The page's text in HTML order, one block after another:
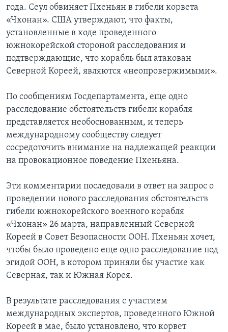
Learning English
СОЦИАЛЬНЫЕ СЕТИ
Языки
года. Сеул обвиняет Пхеньян в гибели корвета
«Чхонан». США утверждают, что факты,
установленные в ходе проведенного
южнокорейской стороной расследования и
подтверждающие, что корабль был атакован
Северной Кореей, являются «неопровержимыми».
По сообщениям Госдепартамента, еще одно
расследование обстоятельств гибели корабля
представляется необоснованным, и теперь
международному сообществу следует
сосредоточить внимание на надлежащей реакции
на провокационное поведение Пхеньяна.
Эти комментарии последовали в ответ на запрос о
проведении нового расследования обстоятельств
гибели южнокорейского военного корабля
«Чхонан» 26 марта, направленный Северной
Кореей в Совет Безопасности ООН. Пхеньян хочет,
чтобы было проведено еще одно расследование под
эгидой ООН, в котором приняли бы участие как
Северная, так и Южная Корея.
В результате расследования с участием
международных экспертов, проведенного Южной
Кореей в мае, было установлено, что корвет